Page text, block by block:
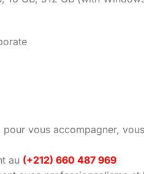
pour vous accompagner,
au (+212) 660 487 969